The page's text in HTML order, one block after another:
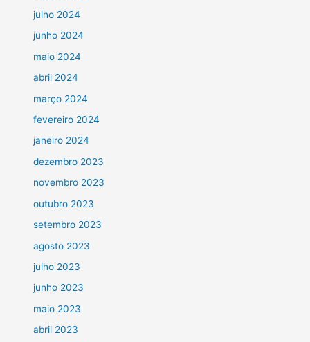
julho 2024
junho 2024
maio 2024
abril 2024
março 2024
fevereiro 2024
janeiro 2024
dezembro 2023
novembro 2023
outubro 2023
setembro 2023
agosto 2023
julho 2023
junho 2023
maio 2023
abril 2023